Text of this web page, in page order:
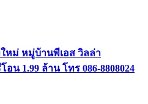
หม่ หมู่บ้านพีเอส วิลล่า
น 1.99 ล้าน โทร 086-8808024